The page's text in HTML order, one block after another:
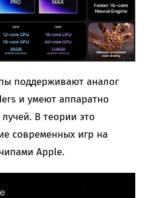
поддерживают аналог
и умеют аппаратно
В теории это
современных игр на
Apple.